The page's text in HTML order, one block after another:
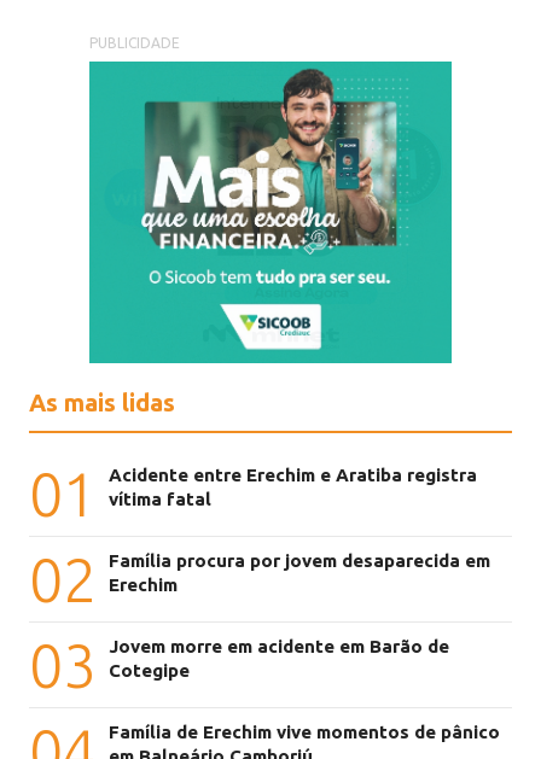
PUBLICIDADE
As mais lidas
01
Acidente entre Erechim e Aratiba registra
vítima fatal
02
Família procura por jovem desaparecida em
Erechim
03
Jovem morre em acidente em Barão de
Cotegipe
Família de Erechim vive momentos de pânico